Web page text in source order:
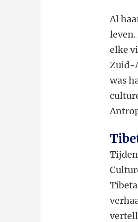
Al
leven.
elke
Zuid-
was